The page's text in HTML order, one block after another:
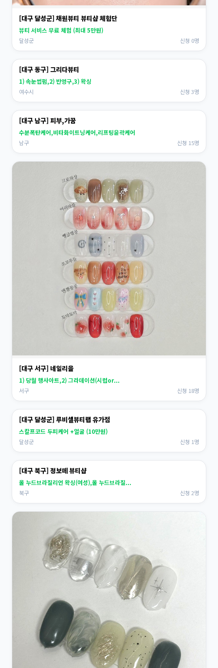
[대구 달성군] 채원뷰티 뷰티샵 체험단
뷰티 서비스 무료 체험 (최대 5만원)
달성군 신청 0명
[대구 동구] 그리다뷰티
1) 속눈썹펌,2) 반영구,3) 왁싱
여수시 신청 3명
[대구 남구] 피부,가꿈
수분폭탄케어,비타화이트닝케어,리프팅윤곽케어
남구 신청 15명
[대구 서구] 네일리을
1) 당월 행사아트,2) 그라데이션(시럽or...
서구 신청 18명
[대구 달성군] 루비셀뷰티랩 유가점
스칼프코드 두피케어 +얼굴 (10만원)
달성군 신청 1명
[대구 북구] 정보떼 뷰티샵
올 누드브라질리언 왁싱(여성),올 누드브라질...
북구 신청 2명